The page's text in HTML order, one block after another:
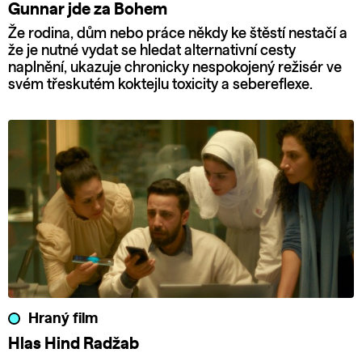
Gunnar jde za Bohem
Že rodina, dům nebo práce někdy ke štěstí nestačí a
že je nutné vydat se hledat alternativní cesty
naplnění, ukazuje chronicky nespokojený režisér ve
svém třeskutém koktejlu toxicity a sebereflexe.
Hraný film
Hlas Hind Radžab